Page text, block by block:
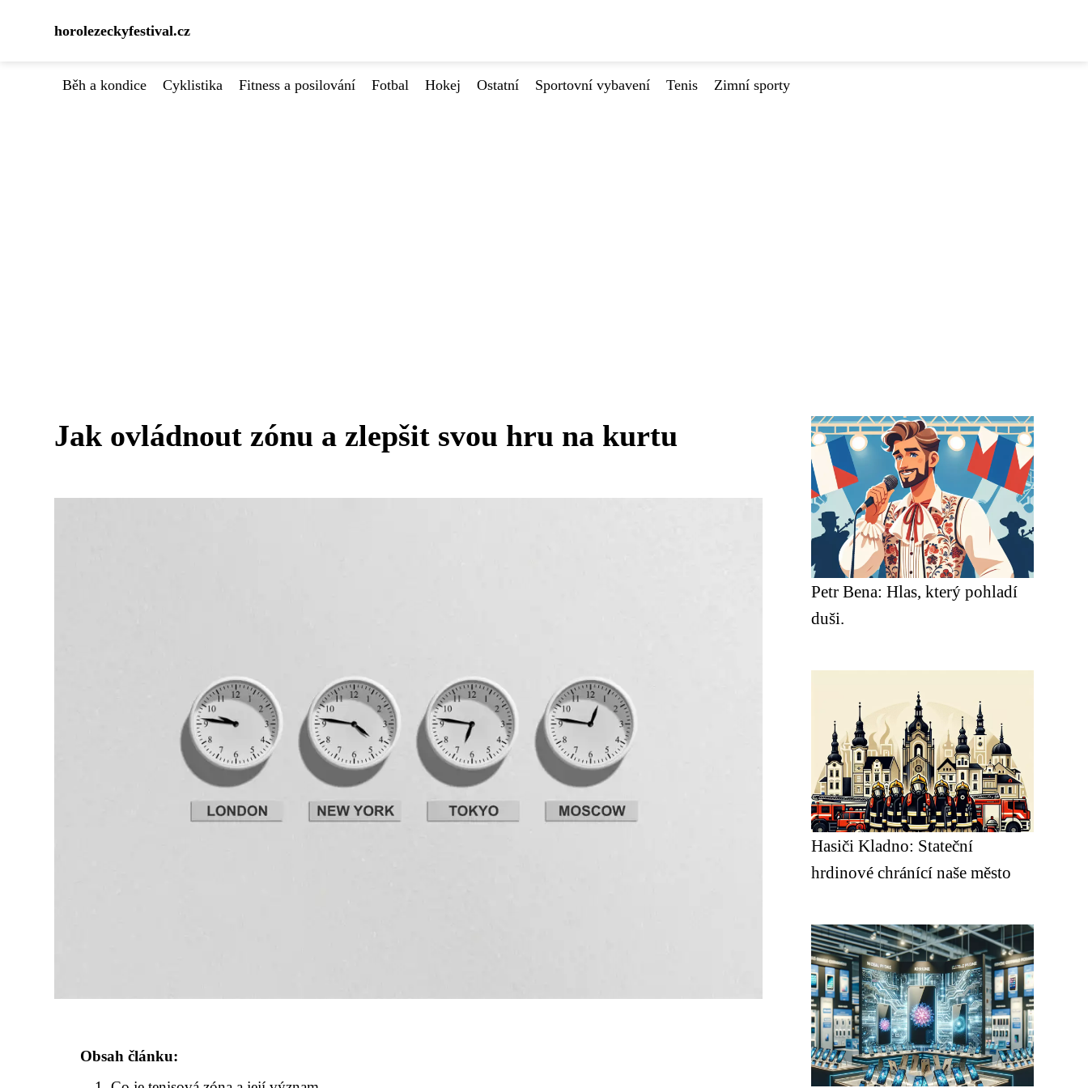
horolezeckyfestival.cz
Běh a kondice Cyklistika Fitness a posilování Fotbal Hokej Ostatní Sportovní vybavení Tenis Zimní sporty
Jak ovládnout zónu a zlepšit svou hru na kurtu
Obsah článku:
Petr Bena: Hlas, který pohladí
duši.
Hasiči Kladno: Stateční
hrdinové chránící naše město